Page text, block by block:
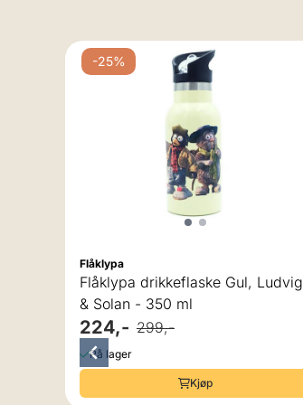
5 mulige -25%
Flåklypa
Flåklypa drikkeflaske Gul, Ludvig
& Solan - 350 ml
224,- 299,-
På lager
Kjøp